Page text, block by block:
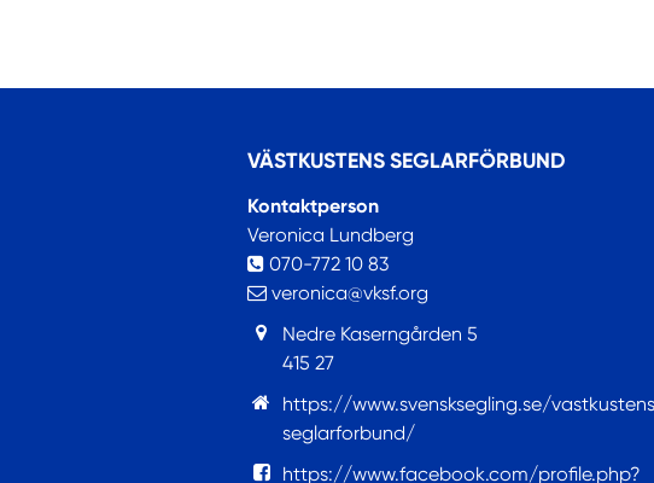
VÄSTKUSTENS SEGLARFÖRBUND
Kontaktperson
Veronica Lundberg
070-772 10 83
veronica@vksf.org
Nedre Kaserngården 5
415 27
https://www.svensksegling.se/
seglarforbund/
https://www.facebook.com/profile.php?